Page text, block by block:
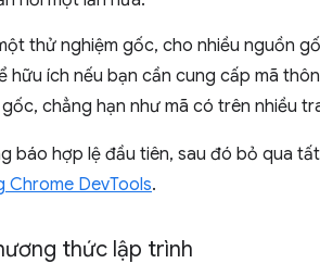
thử nghiệm gốc, cho nhiều nguồn
ích nếu bạn cần cung cấp mã
chẳng hạn như mã có trên nhiều
báo hợp lệ đầu tiên, sau đó bỏ qua
Chrome DevTools.
thức lập trình